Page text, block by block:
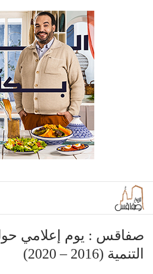
صفاقس : يوم إعلامي
التنمية (2016 – 2020)